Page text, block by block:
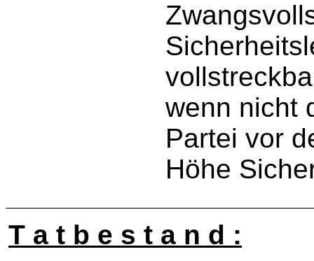
wenn nicht
Partei vor
Höhe
T a t b e s t a n d :